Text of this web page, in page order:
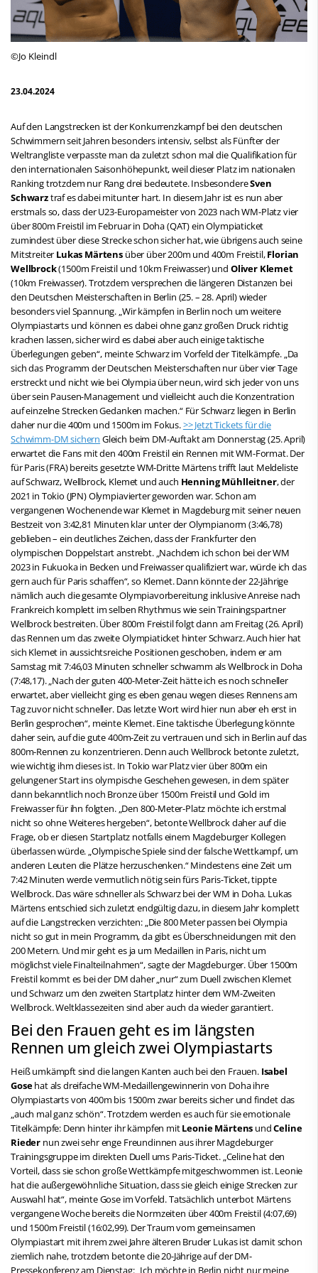
©Jo Kleindl
23.04.2024
Auf den Langstrecken ist der Konkurrenzkampf bei den deutschen
Schwimmern seit Jahren besonders intensiv, selbst als Fünfter der
Weltrangliste verpasste man da zuletzt schon mal die Qualifikation für
den internationalen Saisonhöhepunkt, weil dieser Platz im nationalen
Ranking trotzdem nur Rang drei bedeutete. InsbesondereSven
Schwarztraf es dabei mitunter hart. In diesem Jahr ist es nun aber
erstmals so, dass der U23-Europameister von 2023 nach WM-Platz vier
über 800m Freistil im Februar in Doha (QAT) ein Olympiaticket
zumindest über diese Strecke schon sicher hat, wie übrigens auch seine
Mitstreiter Lukas Märtens über über 200m und 400m Freistil,Florian
Wellbrock(1500m Freistil und 10km Freiwasser) und Oliver Klemet
(10km Freiwasser). Trotzdem versprechen die längeren Distanzen bei
den Deutschen Meisterschaften in Berlin (25. – 28. April) wieder
besonders viel Spannung. „Wir kämpfen in Berlin noch um weitere
Olympiastarts und können es dabei ohne ganz großen Druck richtig
krachen lassen, sicher wird es dabei aber auch einige taktische
Überlegungen geben“, meinte Schwarz im Vorfeld der Titelkämpfe. „Da
sich das Programm der Deutschen Meisterschaften nur über vier Tage
erstreckt und nicht wie bei Olympia über neun, wird sich jeder von uns
über sein Pausen-Management und vielleicht auch die Konzentration
auf einzelne Strecken Gedanken machen.“ Für Schwarz liegen in Berlin
daher nur die 400m und 1500m im Fokus.>> Jetzt Tickets für die
Schwimm-DM sichern Gleich beim DM-Auftakt am Donnerstag (25. April)
erwartet die Fans mit den 400m Freistil ein Rennen mit WM-Format. Der
für Paris (FRA) bereits gesetzte WM-Dritte Märtens trifft laut Meldeliste
auf Schwarz, Wellbrock, Klemet und auch Henning Mühlleitner, der
2021 in Tokio (JPN) Olympiavierter geworden war. Schon am
vergangenen Wochenende war Klemet in Magdeburg mit seiner neuen
Bestzeit von 3:42,81 Minuten klar unter der Olympianorm (3:46,78)
geblieben – ein deutliches Zeichen, dass der Frankfurter den
olympischen Doppelstart anstrebt. „Nachdem ich schon bei der WM
2023 in Fukuoka in Becken und Freiwasser qualifiziert war, würde ich das
gern auch für Paris schaffen“, so Klemet. Dann könnte der 22-Jährige
nämlich auch die gesamte Olympiavorbereitung inklusive Anreise nach
Frankreich komplett im selben Rhythmus wie sein Trainingspartner
Wellbrock bestreiten. Über 800m Freistil folgt dann am Freitag (26. April)
das Rennen um das zweite Olympiaticket hinter Schwarz. Auch hier hat
sich Klemet in aussichtsreiche Positionen geschoben, indem er am
Samstag mit 7:46,03 Minuten schneller schwamm als Wellbrock in Doha
(7:48,17). „Nach der guten 400-Meter-Zeit hätte ich es noch schneller
erwartet, aber vielleicht ging es eben genau wegen dieses Rennens am
Tag zuvor nicht schneller. Das letzte Wort wird hier nun aber eh erst in
Berlin gesprochen“, meinte Klemet. Eine taktische Überlegung könnte
daher sein, auf die gute 400m-Zeit zu vertrauen und sich in Berlin auf das
800m-Rennen zu konzentrieren. Denn auch Wellbrock betonte zuletzt,
wie wichtig ihm dieses ist. In Tokio war Platz vier über 800m ein
gelungener Start ins olympische Geschehen gewesen, in dem später
dann bekanntlich noch Bronze über 1500m Freistil und Gold im
Freiwasser für ihn folgten. „Den 800-Meter-Platz möchte ich erstmal
nicht so ohne Weiteres hergeben“, betonte Wellbrock daher auf die
Frage, ob er diesen Startplatz notfalls einem Magdeburger Kollegen
überlassen würde. „Olympische Spiele sind der falsche Wettkampf, um
anderen Leuten die Plätze herzuschenken.“ Mindestens eine Zeit um
7:42 Minuten werde vermutlich nötig sein fürs Paris-Ticket, tippte
Wellbrock. Das wäre schneller als Schwarz bei der WM in Doha. Lukas
Märtens entschied sich zuletzt endgültig dazu, in diesem Jahr komplett
auf die Langstrecken verzichten: „Die 800 Meter passen bei Olympia
nicht so gut in mein Programm, da gibt es Überschneidungen mit den
200 Metern. Und mir geht es ja um Medaillen in Paris, nicht um
möglichst viele Finalteilnahmen“, sagte der Magdeburger. Über 1500m
Freistil kommt es bei der DM daher „nur“ zum Duell zwischen Klemet
und Schwarz um den zweiten Startplatz hinter dem WM-Zweiten
Wellbrock. Weltklassezeiten sind aber auch da wieder garantiert.
Bei den Frauen geht es im längsten
Rennen um gleich zwei Olympiastarts
Heiß umkämpft sind die langen Kanten auch bei den Frauen. Isabel
Gosehat als dreifache WM-Medaillengewinnerin von Doha ihre
Olympiastarts von 400m bis 1500m zwar bereits sicher und findet das
„auch mal ganz schön“. Trotzdem werden es auch für sie emotionale
Titelkämpfe: Denn hinter ihr kämpfen mitLeonie Märtens undCeline
Rieder nun zwei sehr enge Freundinnen aus ihrer Magdeburger
Trainingsgruppe im direkten Duell ums Paris-Ticket. „Celine hat den
Vorteil, dass sie schon große Wettkämpfe mitgeschwommen ist. Leonie
hat die außergewöhnliche Situation, dass sie gleich einige Strecken zur
Auswahl hat“, meinte Gose im Vorfeld. Tatsächlich unterbot Märtens
vergangene Woche bereits die Normzeiten über 400m Freistil (4:07,69)
und 1500m Freistil (16:02,99). Der Traum vom gemeinsamen
Olympiastart mit ihrem zwei Jahre älteren Bruder Lukas ist damit schon
ziemlich nahe, trotzdem betonte die 20-Jährige auf der DM-
Pressekonferenz am Dienstag: „Ich möchte in Berlin nicht nur meine